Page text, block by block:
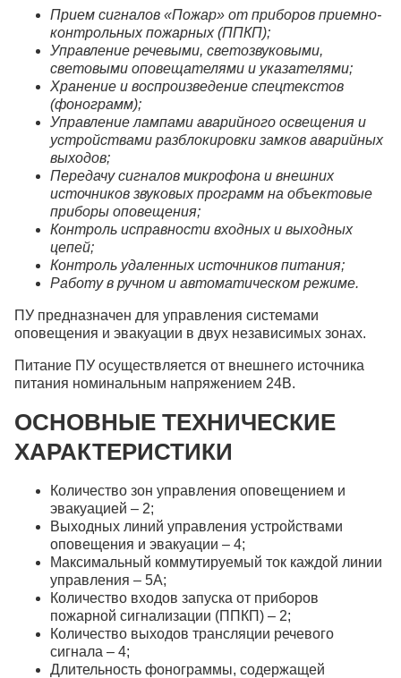
Прием сигналов «Пожар» от приборов приемно-
контрольных пожарных (ППКП);
Управление речевыми, светозвуковыми,
световыми оповещателями и указателями;
Хранение и воспроизведение спецтекстов
(фонограмм);
Управление лампами аварийного освещения и
устройствами разблокировки замков аварийных
выходов;
Передачу сигналов микрофона и внешних
источников звуковых программ на объектовые
приборы оповещения;
Контроль исправности входных и выходных
цепей;
Контроль удаленных источников питания;
Работу в ручном и автоматическом режиме.
ПУ предназначен для управления системами
оповещения и эвакуации в двух независимых зонах.
Питание ПУ осуществляется от внешнего источника
питания номинальным напряжением 24В.
ОСНОВНЫЕ ТЕХНИЧЕСКИЕ
ХАРАКТЕРИСТИКИ
Количество зон управления оповещением и
эвакуацией – 2;
Выходных линий управления устройствами
оповещения и эвакуации – 4;
Максимальный коммутируемый ток каждой линии
управления – 5А;
Количество входов запуска от приборов
пожарной сигнализации (ППКП) – 2;
Количество выходов трансляции речевого
сигнала – 4;
Длительность фонограммы, содержащей